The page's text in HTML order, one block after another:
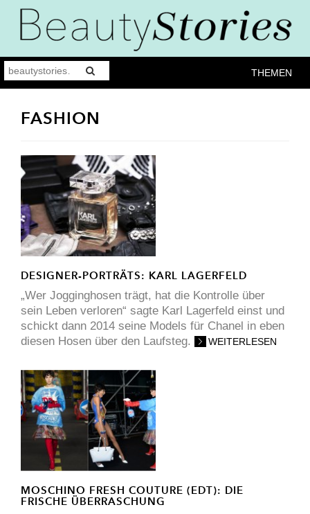
THEMEN
FASHION
DESIGNER-PORTRÄTS: KARL LAGERFELD
„Wer Jogginghosen trägt, hat die Kontrolle über
sein Leben verloren“ sagte Karl Lagerfeld einst und
schickt dann 2014 seine Models für Chanel in eben
diesen Hosen über den Laufsteg.
WEITERLESEN
MOSCHINO FRESH COUTURE (EDT): DIE
FRISCHE ÜBERRASCHUNG